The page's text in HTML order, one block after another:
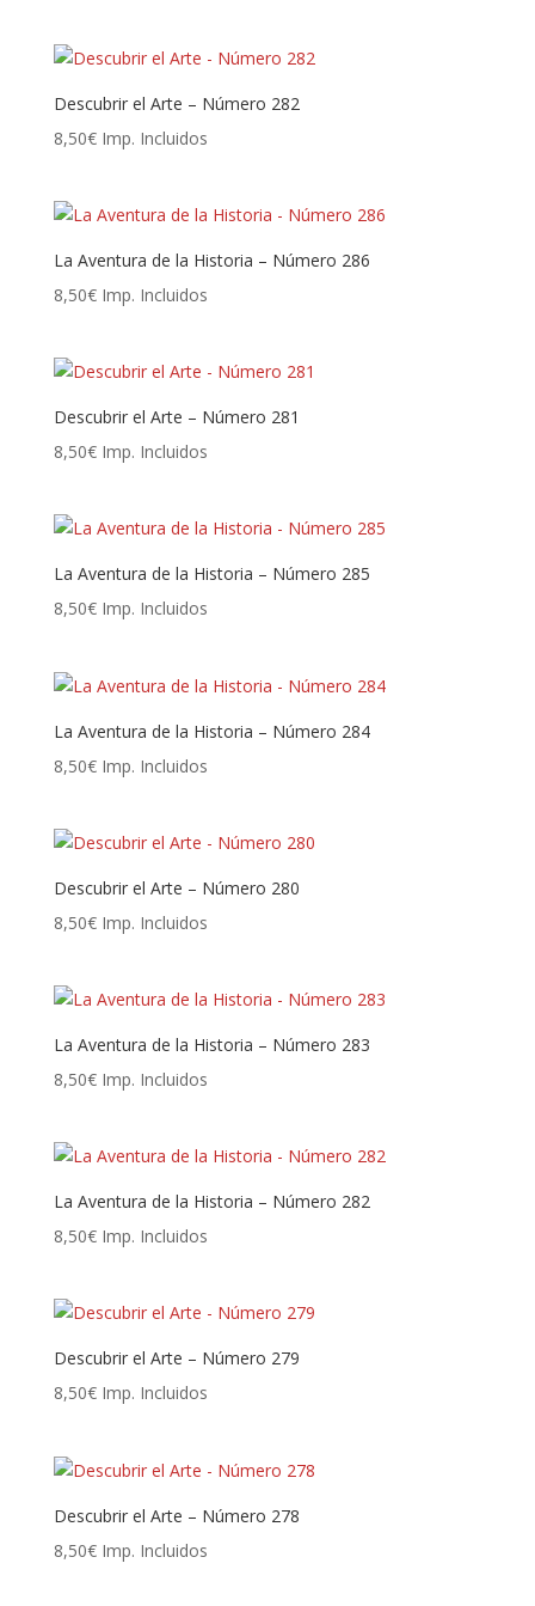
Descubrir el Arte – Número 282
8,50€ Imp. Incluidos
La Aventura de la Historia – Número 286
8,50€ Imp. Incluidos
Descubrir el Arte – Número 281
8,50€ Imp. Incluidos
La Aventura de la Historia – Número 285
8,50€ Imp. Incluidos
La Aventura de la Historia – Número 284
8,50€ Imp. Incluidos
Descubrir el Arte – Número 280
8,50€ Imp. Incluidos
La Aventura de la Historia – Número 283
8,50€ Imp. Incluidos
La Aventura de la Historia – Número 282
8,50€ Imp. Incluidos
Descubrir el Arte – Número 279
8,50€ Imp. Incluidos
Descubrir el Arte – Número 278
8,50€ Imp. Incluidos